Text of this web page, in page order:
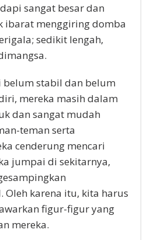
sangat besar dan
ibarat menggiring domba
sedikit lengah,
belum stabil dan belum
mereka masih dalam
dan sangat mudah
teman serta
cenderung mencari
jumpai di sekitarnya,
karena itu, kita harus
figur-figur yang
mereka.